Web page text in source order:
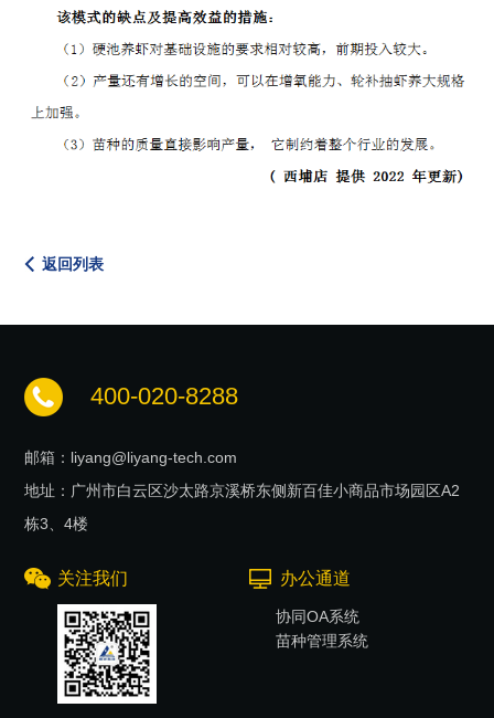
返回列表
400-020-8288
邮箱：liyang@liyang-tech.com
地址：广州市白云区沙太路京溪桥东侧新百佳小商品市场园区A2
栋3、4楼
关注我们 办公通道
协同OA系统
苗种管理系统